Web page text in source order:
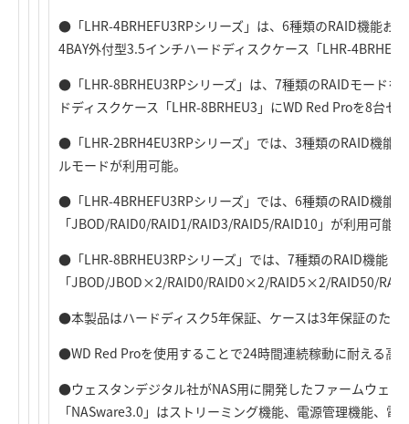
●「LHR-4BRHEFU3RPシリーズ」は、6種類のRAID機能お
4BAY外付型3.5インチハードディスクケース「LHR-
●「LHR-8BRHEU3RPシリーズ」は、7種類のRAIDモードを
ドディスクケース「LHR-8BRHEU3」にWD Red Proを8台セ
●「LHR-2BRH4EU3RPシリーズ」では、3種類のRAID機能
ルモードが利用可能。
●「LHR-4BRHEFU3RPシリーズ」では、6種類のRAID機能
「JBOD/RAID0/RAID1/RAID3/RAID5/RAID10」が利用可能。
●「LHR-8BRHEU3RPシリーズ」では、7種類のRAID機能
「JBOD/JBOD×2/RAID0/RAID0×2/RAID5×2/RAID50/
●本製品はハードディスク5年保証、ケースは3年保証のため
●WD Red Proを使用することで24時間連続稼動に耐える高
●ウェスタンデジタル社がNAS用に開発したファームウェア
「NASware3.0」はストリーミング機能、電源管理機能、電